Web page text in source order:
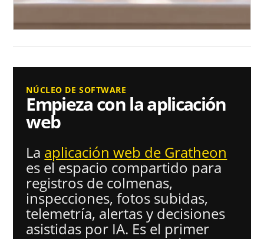
NÚCLEO DE SOFTWARE
Empieza con la aplicación
web
La aplicación web de Gratheon
es el espacio compartido para
registros de colmenas,
inspecciones, fotos subidas,
telemetría, alertas y decisiones
asistidas por IA. Es el primer